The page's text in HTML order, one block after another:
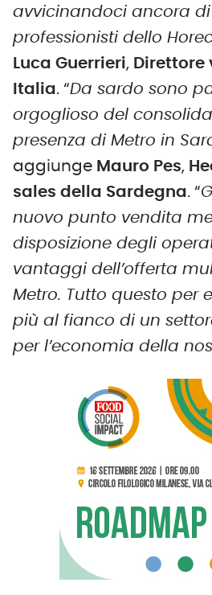
avvicinandoci ancora
professionisti dello
Luca Guerrieri, Direttore
Italia. “Da sardo sono
orgoglioso del
presenza di Metro in
aggiunge Mauro Pes,
sales della Sardegna. “
nuovo punto vendita
disposizione degli
vantaggi dell’offerta
Metro. Tutto questo per
più al fianco di un
per l’economia della